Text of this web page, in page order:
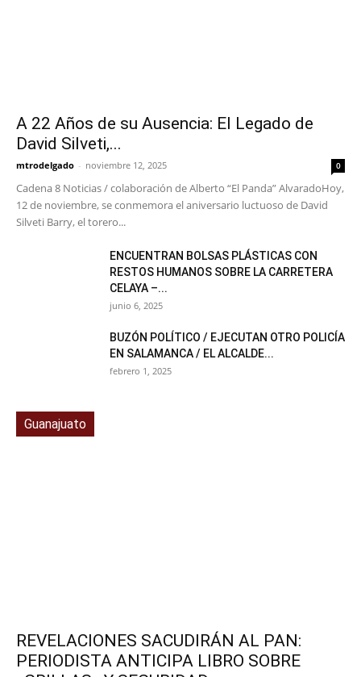
A 22 Años de su Ausencia: El Legado de
David Silveti,...
mtrodelgado - noviembre 12, 2025 0
Cadena 8 Noticias / colaboración de Alberto “El Panda” AlvaradoHoy,
12 de noviembre, se conmemora el aniversario luctuoso de David
Silveti Barry, el torero...
ENCUENTRAN BOLSAS PLÁSTICAS CON
RESTOS HUMANOS SOBRE LA CARRETERA
CELAYA –...
junio 6, 2025
BUZÓN POLÍTICO / EJECUTAN OTRO POLICÍA
EN SALAMANCA / EL ALCALDE...
febrero 1, 2025
Guanajuato
REVELACIONES SACUDIRÁN AL PAN:
PERIODISTA ANTICIPA LIBRO SOBRE